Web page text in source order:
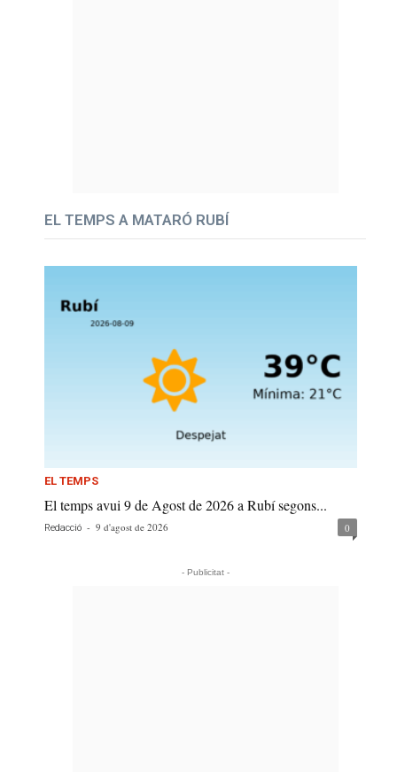
EL TEMPS A MATARÓ RUBÍ
EL TEMPS
El temps avui 9 de Agost de 2026 a Rubí segons...
Redacció - 9 d'agost de 2026 0
- Publicitat -